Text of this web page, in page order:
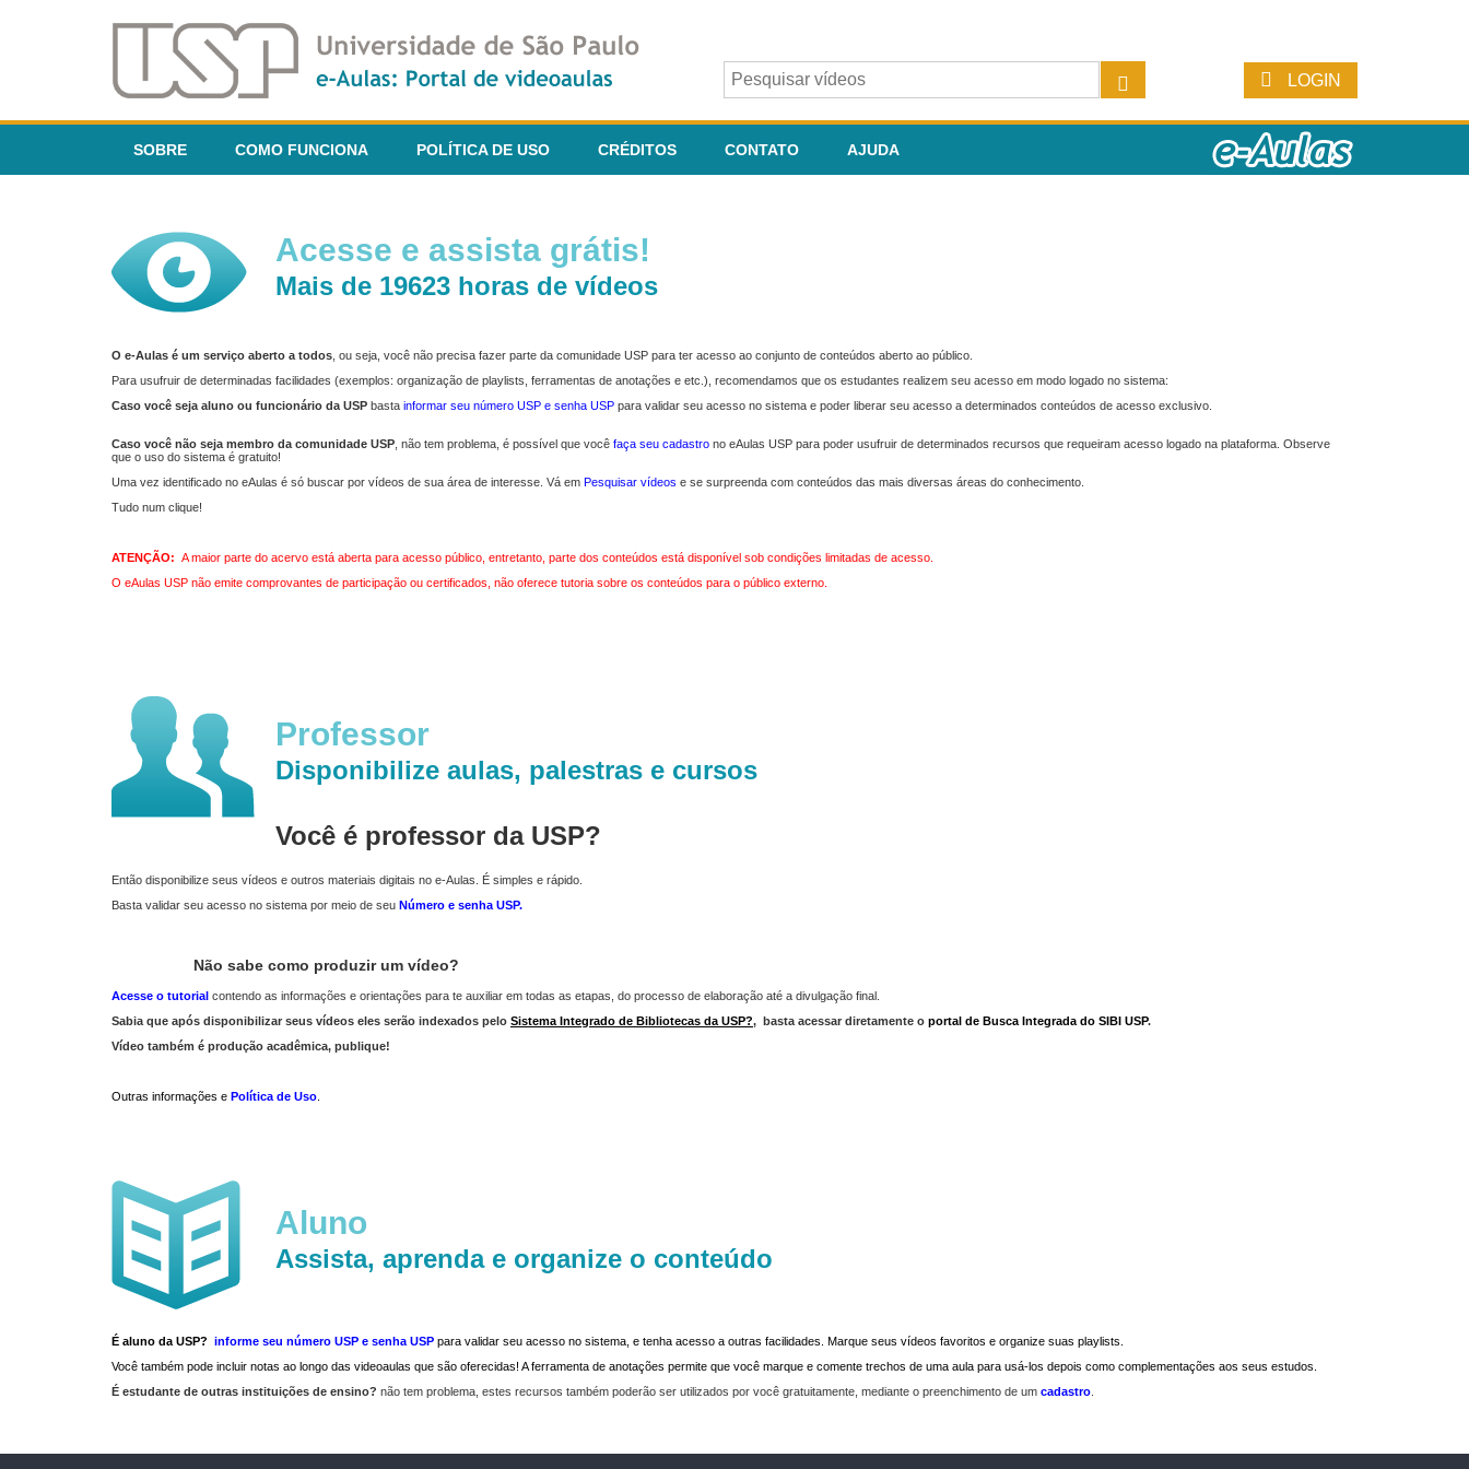
LOGIN
SOBRE COMO FUNCIONA POLÍTICA DE USO CRÉDITOS CONTATO AJUDA
Acesse e assista grátis!
Mais de 19623 horas de vídeos
O e-Aulas é um serviço aberto a todos , ou seja, você não precisa fazer parte da comunidade USP para ter acesso ao conjunto de conteúdos aberto ao público.
Para usufruir de determinadas facilidades (exemplos: organização de playlists, ferramentas de anotações e etc.), recomendamos que os estudantes realizem seu acesso em modo logado no sistema:
Caso você seja aluno ou funcionário da USP basta informar seu número USP e senha USP para validar seu acesso no sistema e poder liberar seu acesso a determinados conteúdos de acesso exclusivo.
Caso você não seja membro da comunidade USP , não tem problema, é possível que você faça seu cadastro no eAulas USP para poder usufruir de determinados recursos que requeiram acesso logado na plataforma. Observe
que o uso do sistema é gratuito!
Uma vez identificado no eAulas é só buscar por vídeos de sua área de interesse. Vá em Pesquisar vídeos e se surpreenda com conteúdos das mais diversas áreas do conhecimento.
Tudo num clique!
ATENÇÃO: A maior parte do acervo está aberta para acesso público, entretanto, parte dos conteúdos está disponível sob condições limitadas de acesso.
O eAulas USP não emite comprovantes de participação ou certificados, não oferece tutoria sobre os conteúdos para o público externo.
Professor
Disponibilize aulas, palestras e cursos
Você é professor da USP?
Então disponibilize seus vídeos e outros materiais digitais no e-Aulas. É simples e rápido.
Basta validar seu acesso no sistema por meio de seu Número e senha USP.
Não sabe como produzir um vídeo?
Acesse o tutorial contendo as informações e orientações para te auxiliar em todas as etapas, do processo de elaboração até a divulgação final.
Sabia que após disponibilizar seus vídeos eles serão indexados pelo Sistema Integrado de Bibliotecas da USP?, basta acessar diretamente o portal de Busca Integrada do SIBI USP.
Vídeo também é produção acadêmica, publique!
Outras informações e Política de Uso
Aluno
Assista, aprenda e organize o conteúdo
É aluno da USP? informe seu número USP e senha USP para validar seu acesso no sistema, e tenha acesso a outras facilidades. Marque seus vídeos favoritos e organize suas playlists.
Você também pode incluir notas ao longo das videoaulas que são oferecidas! A ferramenta de anotações permite que você marque e comente trechos de uma aula para usá-los depois como complementações aos seus estudos.
É estudante de outras instituições de ensino? não tem problema, estes recursos também poderão ser utilizados por você gratuitamente, mediante o preenchimento de um cadastro